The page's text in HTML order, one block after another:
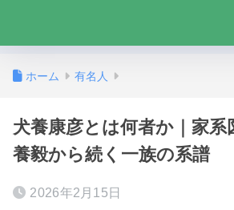
ホーム 有名人
犬養康彦とは何者か｜家
養毅から続く一族の系譜
2026年2月15日